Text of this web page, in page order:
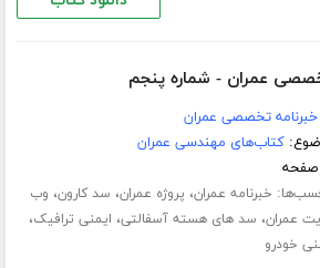
عمران - شماره پنجم
خبرنامه تخصصی عمران
کتاب‌های مهندسی عمران
خبرنامه عمران، پروژه عمران، سد کارون، وب
عمران، سد های هسته آسفالتی، ایمنی ترافیک،
خودرو